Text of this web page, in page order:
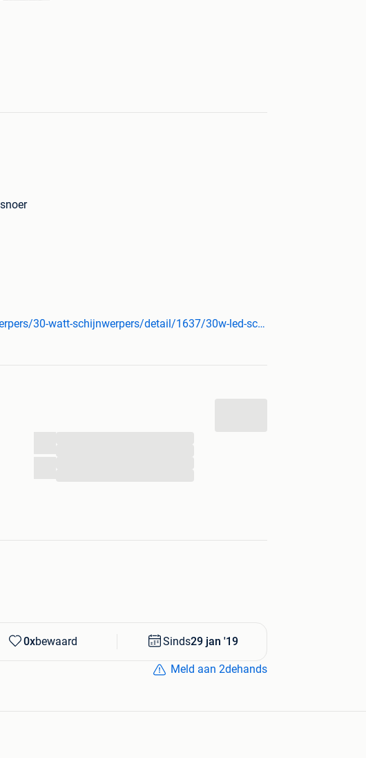
www.abc-led.nl/webshop/led-schijnwerpers/30-watt-schijnwerpers/detail/1637/30w-led-schijnwerper-warm-wit-slim-high-end-ip66.html
0xbewaard Sinds29 jan '19
Meld aan 2dehands